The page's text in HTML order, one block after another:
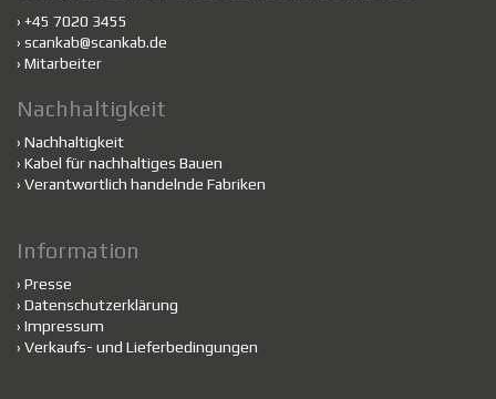
› +45 7020 3455
› scankab@scankab.de
› Mitarbeiter
Nachhaltigkeit
› Nachhaltigkeit
› Kabel für nachhaltiges Bauen
› Verantwortlich handelnde Fabriken
Information
› Presse
› Datenschutzerklärung
› Impressum
› Verkaufs- und Lieferbedingungen